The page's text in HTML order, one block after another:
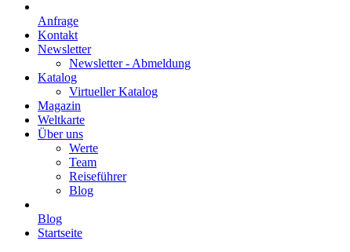
Anfrage
Kontakt
Newsletter
Newsletter - Abmeldung
Katalog
Virtueller Katalog
Magazin
Weltkarte
Über uns
Werte
Team
Reiseführer
Blog
Blog
Startseite